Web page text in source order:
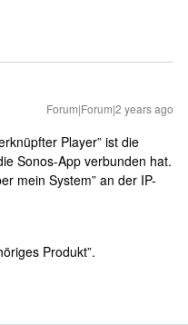
Forum|Forum|2 years ago
Player” ist die
Sonos-App verbunden hat.
mein System” an der IP-
Produkt”.